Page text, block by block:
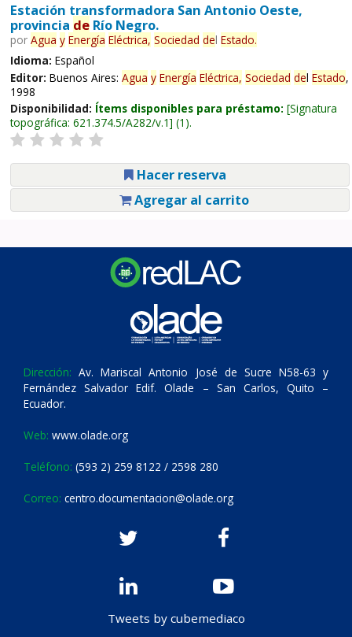
Estación transformadora San Antonio Oeste,
provincia deRío Negro.
por Agua y Energía Eléctrica, Sociedad del Estado.
Idioma: Español
Editor: Buenos Aires: Agua y Energía Eléctrica, Sociedad del Estado,
1998
Disponibilidad: Ítems disponibles para préstamo: Signatura
topográfica: 621.374.5/A282/v.1 (1).
Hacer reserva
Agregar al carrito
Dirección: Av. Mariscal Antonio José de Sucre N58-63 y
Fernández Salvador Edif. Olade – San Carlos, Quito –
Ecuador.
Web: www.olade.org
Teléfono: (593 2) 259 8122 / 2598 280
Correo: centro.documentacion@olade.org
Tweets by cubemediaco